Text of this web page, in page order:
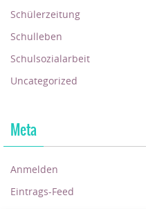
Schülerzeitung
Schulleben
Schulsozialarbeit
Uncategorized
Meta
Anmelden
Eintrags-Feed